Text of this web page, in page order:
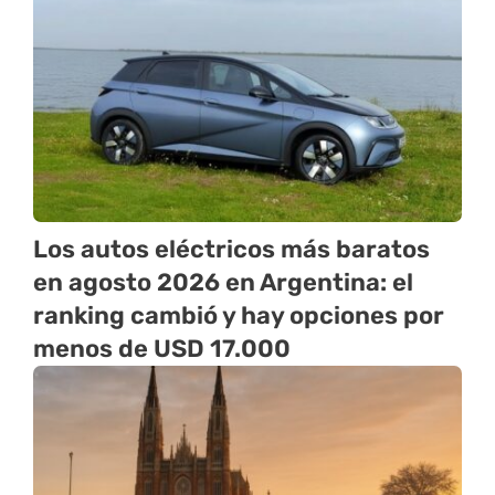
Los autos eléctricos más baratos
en agosto 2026 en Argentina: el
ranking cambió y hay opciones por
menos de USD 17.000